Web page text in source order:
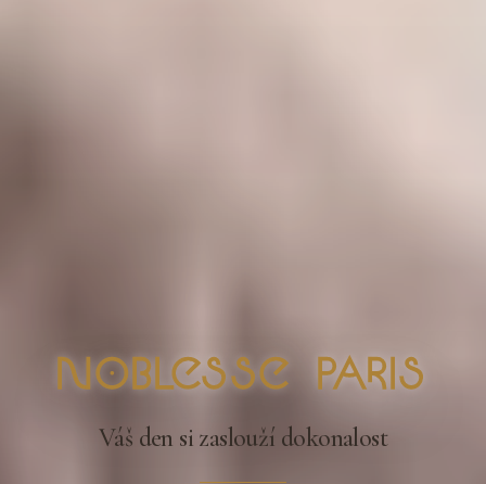
nOblesse Paris
Váš den si zaslouží dokonalost